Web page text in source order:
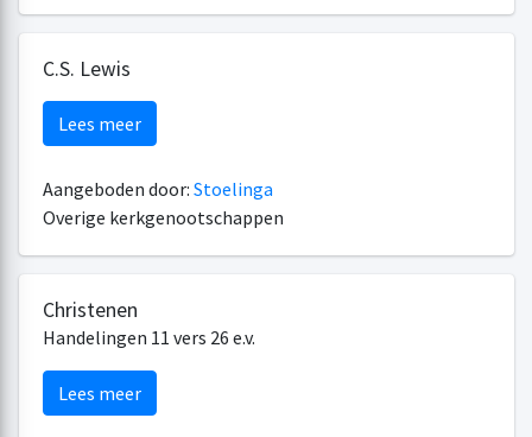
C.S. Lewis
Lees meer
Aangeboden door: Stoelinga
Overige kerkgenootschappen
Christenen
Handelingen 11 vers 26 e.v.
Lees meer